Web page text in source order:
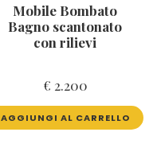
Mobile Bombato
Bagno scantonato
con rilievi
€ 2.200
AGGIUNGI AL CARRELLO